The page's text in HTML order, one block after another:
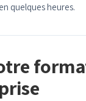
quelques heures.